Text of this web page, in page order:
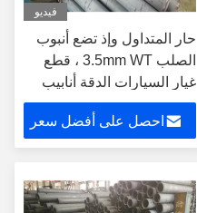
فيديو
حار المتداول وإذ تضع أنبوب
الصلب 3.5mm WT ، قطع
غيار السيارات الدقة أنابيب
الصلب
احصل على أفضل سعر